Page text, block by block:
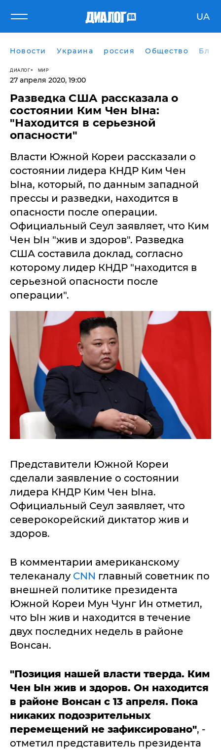
UA
Новости Украина россия Общество
ДИАЛОГ МИР
27 апреля 2020, 19:00
Разведка США рассказала о
состоянии Ким Чен Ына:
"Находится в серьезной
опасности"
​Власти Южной Кореи рассказали о
состоянии лидера КНДР Ким Чен
Ына, который, по данным западной
прессы и разведки, находится в
опасности после операции.
Официальный Сеул заявляет, что Ким
Чен Ын "жив и здоров". Разведка
США составила доклад, согласно
которому лидер КНДР "находится в
серьезной опасности после
операции".
Представители Южной Кореи
сделали заявление о состоянии
лидера КНДР Ким Чен Ына.
Официальный Сеул заявляет, что
северокорейский диктатор жив и
здоров.
В комментарии американскому
телеканалу CNN главный советник по
внешней политике президента
Южной Кореи Мун Чунг Ин отметил,
что Ын жив и находится в течение
двух последних недель в районе
Вонсан.
"Позиция нашей власти тверда. Ким
Чен Ын жив и здоров. Он находится
в районе Вонсан с 13 апреля. Пока
никаких подозрительных
перемещений не зафиксировано", -
отметил представитель президента